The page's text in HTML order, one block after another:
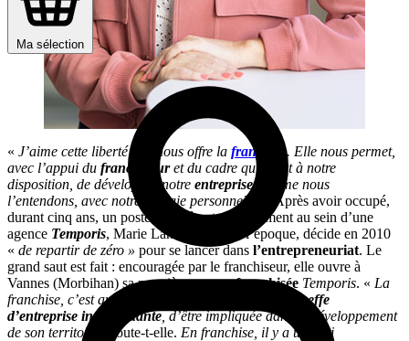
Ma sélection
« J’aime cette liberté que nous offre la franchise. Elle nous permet,
avec l’appui du franchiseuret du cadre qu’il met à notre
disposition, de développer notre entreprisecomme nous
l’entendons, avec notre énergie personnelle.
» Après avoir occupé,
durant cinq ans, un poste de référente recrutement au sein d’une
agence Temporis, Marie Lanoë, 32 ans à l’époque, décide en 2010
« de repartir de zéro » pour se lancer dans l’entrepreneuriat. Le
grand saut est fait : encouragée par le franchiseur, elle ouvre à
Vannes (Morbihan) sa première agencefranchisée Temporis. « La
franchise, c’est aussi cette possibilité, en tant que
cheffe
d’entreprise indépendante, d’être impliquée dans le développement
de son territoire
, ajoute-t-elle. En franchise, il y a un vrai